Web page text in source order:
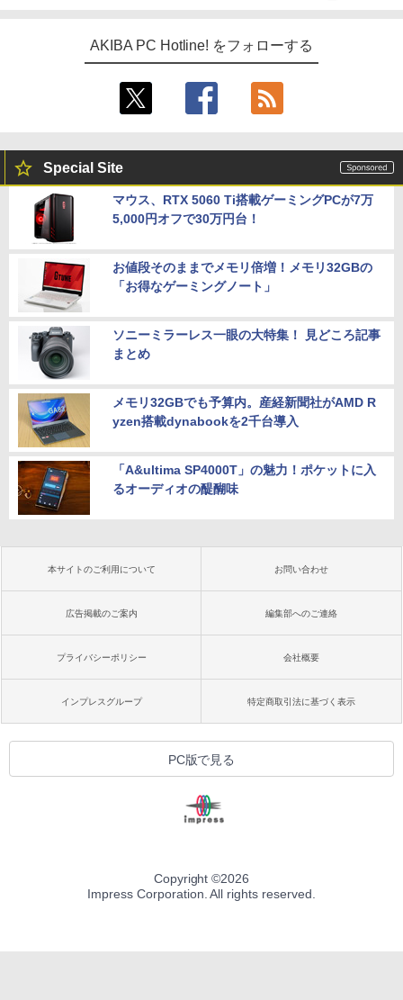
AKIBA PC Hotline! をフォローする
Special Site
マウス、RTX 5060 Ti搭載ゲーミングPCが7万
5,000円オフで30万円台！
お値段そのままでメモリ倍増！メモリ32GBの
「お得なゲーミングノート」
ソニーミラーレス一眼の大特集！ 見どころ記事
まとめ
メモリ32GBでも予算内。産経新聞社がAMD R
yzen搭載dynabookを2千台導入
「A&ultima SP4000T」の魅力！ポケットに入
るオーディオの醍醐味
本サイトのご利用について お問い合わせ
広告掲載のご案内 編集部へのご連絡
プライバシーポリシー 会社概要
インプレスグループ 特定商取引法に基づく表示
PC版で見る
Copyright ©2026
Impress Corporation. All rights reserved.